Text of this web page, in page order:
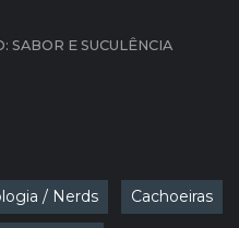
SABOR E SUCULÊNCIA
/ Nerds Cachoeiras